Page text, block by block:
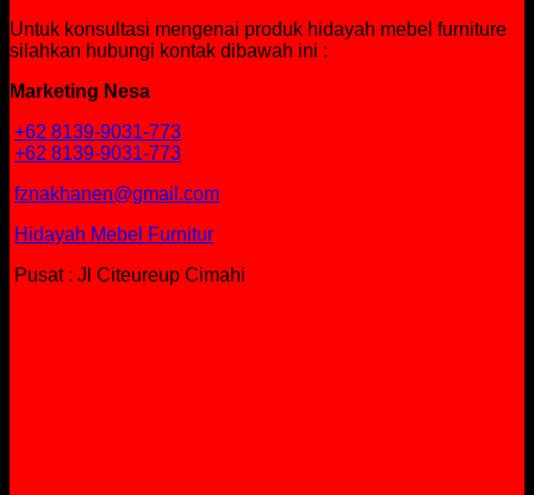
Untuk konsultasi mengenai produk hidayah mebel furniture
silahkan hubungi kontak dibawah ini :
Marketing Nesa
+62 8139-9031-773
+62 8139-9031-773
fznakhanen@gmail.com
Hidayah Mebel Furnitur
Pusat : Jl Citeureup Cimahi